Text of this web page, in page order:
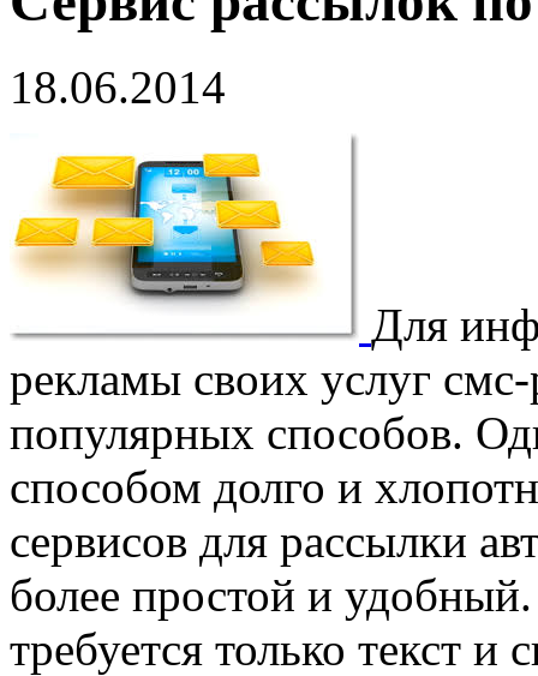
18.06.2014
Для
рекламы своих услуг
популярных способов.
способом долго и
сервисов для рассылки
более простой и
требуется только текст и